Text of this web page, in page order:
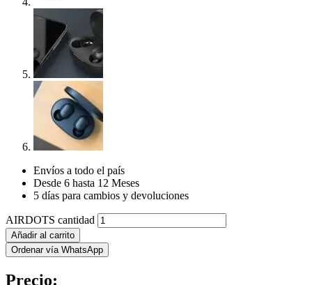
Envíos a todo el país
Desde 6 hasta 12 Meses
5 días para cambios y devoluciones
AIRDOTS cantidad
Añadir al carrito
Ordenar vía WhatsApp
Precio: